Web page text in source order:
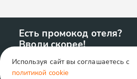
Есть промокод отеля?
Вводи скорее!
Используя сайт вы соглашаетесь с
политикой cookie